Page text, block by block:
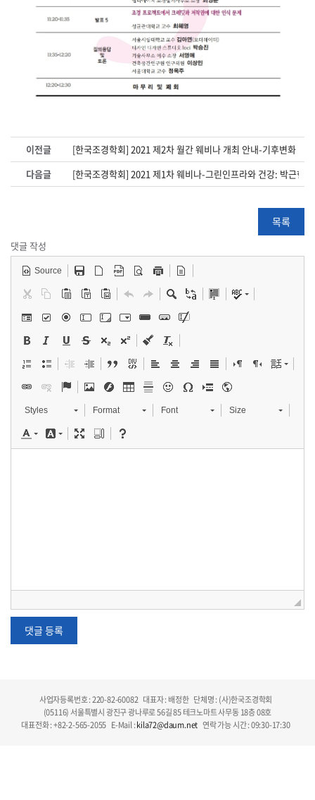
이전글
[한국조경학회] 2021 제2차 월간 웨비나 개최 안내-기후변화 대
다음글
[한국조경학회] 2021 제1차 웨비나-그린인프라와 건강: 박근현
목록
댓글 작성
Source
Styles Format Font Size
사업자등록번호 : 220-82-60082 대표자 : 배정한 단체명 : (사)한국조경학회
(05116) 서울특별시 광진구 광나루로 56길 85 테크노마트 사무동 18층 08호
대표전화 : +82-2-565-2055 E-Mail :kila72@daum.net 연락 가능 시간 : 09:30-17:30